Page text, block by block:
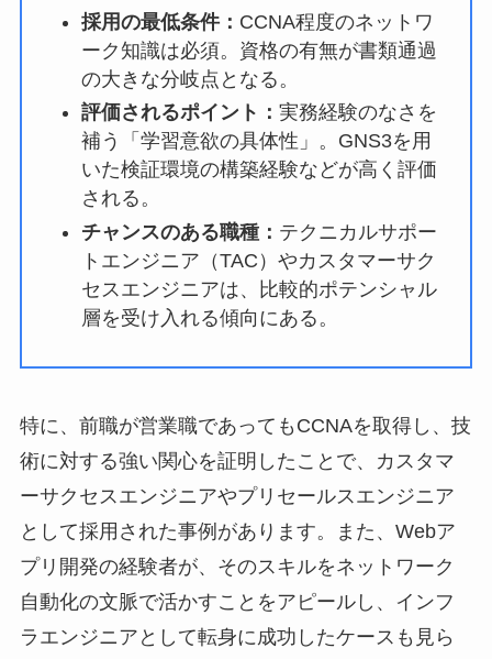
採用の最低条件： CCNA程度のネットワ
ーク知識は必須。資格の有無が書類通過
の大きな分岐点となる。
評価されるポイント： 実務経験のなさを
補う「学習意欲の具体性」。GNS3を用
いた検証環境の構築経験などが高く評価
される。
チャンスのある職種： テクニカルサポー
トエンジニア（TAC）やカスタマーサク
セスエンジニアは、比較的ポテンシャル
層を受け入れる傾向にある。
特に、前職が営業職であってもCCNAを取得し、技
術に対する強い関心を証明したことで、カスタマ
ーサクセスエンジニアやプリセールスエンジニア
として採用された事例があります。また、Webア
プリ開発の経験者が、そのスキルをネットワーク
自動化の文脈で活かすことをアピールし、インフ
ラエンジニアとして転身に成功したケースも見ら